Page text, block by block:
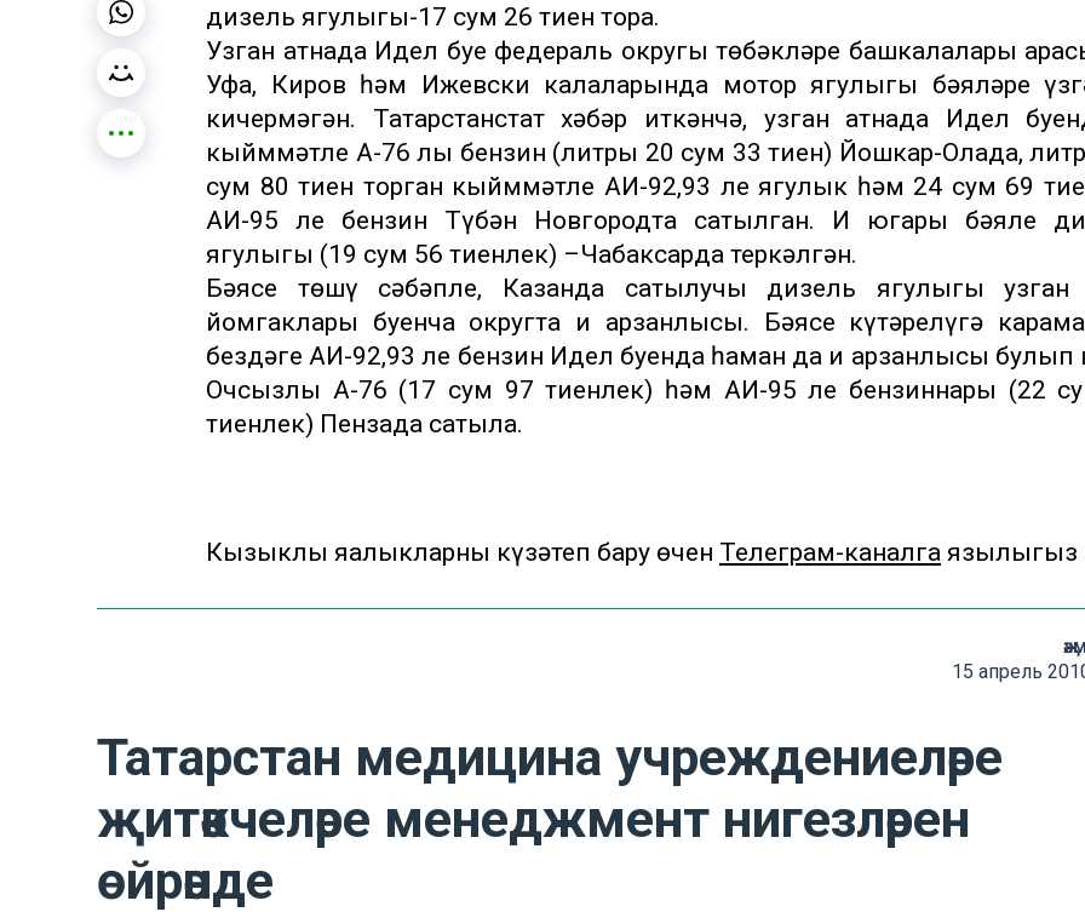
дизель ягулыгы-17 сум 26 тиен тора.
Узган атнада Идел буе федераль округы төбәкләре башкалалары
Уфа, Киров һәм Ижевски калаларында мотор ягулыгы бәяләре
кичермәгән. Татарстанстат хәбәр иткәнчә, узган атнада Идел
кыйммәтле А-76 лы бензин (литры 20 сум 33 тиен) Йошкар-Олада,
сум 80 тиен торган кыйммәтле АИ-92,93 ле ягулык һәм 24 сум 69
АИ-95 ле бензин Түбән Новгородта сатылган. Иң югары бәяле
ягулыгы (19 сум 56 тиенлек) –Чабаксарда теркәлгән.
Бәясе төшү сәбәпле, Казанда сатылучы дизель ягулыгы узган
йомгаклары буенча округта иң арзанлысы. Бәясе күтәрелүгә
бездәге АИ-92,93 ле бензин Идел буенда һаман да иң арзанлысы булып
Очсызлы А-76 (17 сум 97 тиенлек) һәм АИ-95 ле бензиннары (22
тиенлек) Пензада сатыла.
Кызыклы яңалыкларны күзәтеп бару өчен Телеграм-каналга язылыгыз
15 апрель
Татарстан медицина учреждениеләре
җитәкчеләре менеджмент нигезләрен
өйрәнде